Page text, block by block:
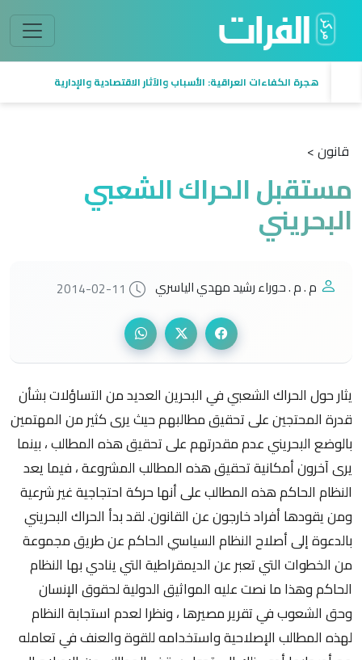
هجرة الكفاءات العراقية: الأسباب والآثار الاقتصادية والإدارية
قانون >
مستقبل الحراك الشعبي
البحريني
م . م . حوراء رشيد مهدي الياسري 2014-02-11
يثار حول الحراك الشعبي في البحرين العديد من التساؤلات بشأن
قدرة المحتجين على تحقيق مطالبهم حيث يرى كثير من المهتمين
بالوضع البحريني عدم مقدرتهم على تحقيق هذه المطالب ، بينما
يرى آخرون أمكانية تحقيق هذه المطالب المشروعة ، فيما يعد
النظام الحاكم هذه المطالب على أنها حركة احتجاجية غير شرعية
ومن يقودها أفراد خارجون عن القانون. لقد بدأ الحراك البحريني
بالدعوة إلى أصلاح النظام السياسي الحاكم عن طريق مجموعة
من الخطوات التي تعبر عن الديمقراطية التي ينادي بها النظام
الحاكم وهذا ما نصت عليه المواثيق الدولية لحقوق الإنسان
وحق الشعوب في تقرير مصيرها ، ونظرا لعدم استجابة النظام
لهذه المطالب الإصلاحية واستخدامه للقوة والعنف في تعامله